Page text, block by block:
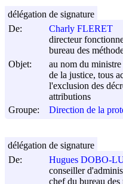
De:
Charly FLERET
directeur
bureau des
Objet:
au nom du
de la justice, tous
l'exclusion des
attributions
Groupe:
Direction de la
délégation de signature
De:
Hugues DOBO-
conseiller
chef du bureau des
délégation de signature